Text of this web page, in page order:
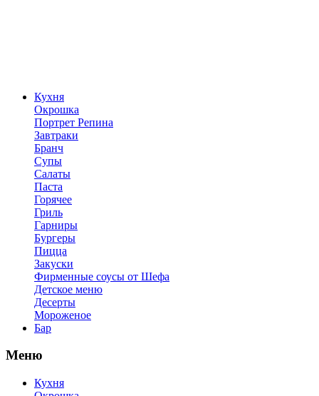
Кухня
Окрошка
Портрет Репина
Завтраки
Бранч
Супы
Салаты
Паста
Горячее
Гриль
Гарниры
Бургеры
Пицца
Закуски
Фирменные соусы от Шефа
Детское меню
Десерты
Мороженое
Бар
Меню
Кухня